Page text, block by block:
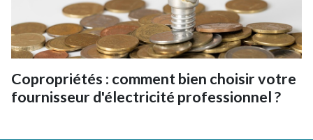
Copropriétés : comment bien choisir votre
fournisseur d'électricité professionnel ?